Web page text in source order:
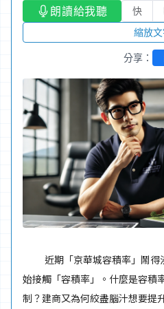
朗讀給我聽 快
縮放
分享：
近期「京華城容積率」鬧
始接觸「容積率」。什麼是容積
制？建商又為何絞盡腦汁想要提